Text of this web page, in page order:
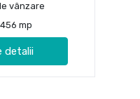
vânzare
456 mp
detalii